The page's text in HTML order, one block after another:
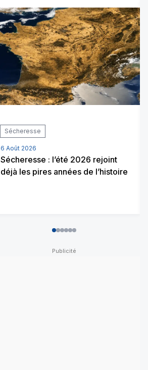
Sécheresse
6 Août 2026
Sécheresse : l’été 2026 rejoint
déjà les pires années de l’histoire